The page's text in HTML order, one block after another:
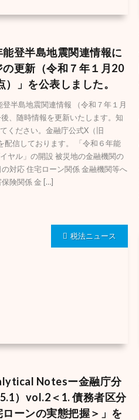
登半島地震関連情報に
更新（令和７年１月20
」を公表しました。
半島地震関連情報 （令和７年１月
、随時情報を更新いたします。知
ください。金融庁公式X（旧
配信しております。 「令和６年能
ヤル」の開設 被災地の金融機関の
対応 住宅ローン関係 金融機関等へ
険関係 金 […]
税法ニュース
Notesー金融庁分
）vol.2＜1. 債務者区分
ーンの実態把握＞」を